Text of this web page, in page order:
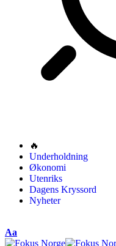
🔥
Underholdning
Økonomi
Utenriks
Dagens Kryssord
Nyheter
Aa